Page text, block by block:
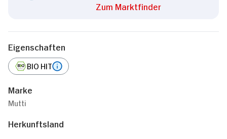
Zum Marktfinder
Eigenschaften
BIO HIT
Marke
Mutti
Herkunftsland